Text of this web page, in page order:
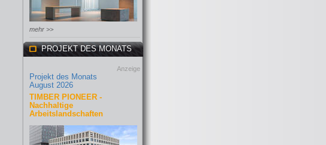
mehr >>
PROJEKT DES MONATS
Anzeige
Projekt des Monats
August 2026
TIMBER PIONEER -
Nachhaltige
Arbeitslandschaften